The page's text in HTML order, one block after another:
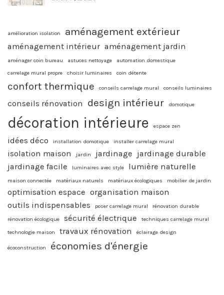
amélioration isolation aménagement extérieur
aménagement intérieur aménagement jardin
aménager coin bureau astuces nettoyage
automation domestique
carrelage mural propre
choisir luminaires coin détente
confort thermique conseils carrelage mural conseils luminaires
conseils rénovation design intérieur domotique
décoration intérieure espace zen
idées déco installation domotique installer carrelage mural
isolation maison jardin jardinage jardinage durable
jardinage facile
luminaires avec style lumière naturelle
maison connectée matériaux naturels matériaux écologiques mobilier de jardin
optimisation espace organisation maison
outils indispensables
poser carrelage mural
rénovation durable
rénovation écologique
sécurité électrique
techniques carrelage mural
technologie maison
travaux rénovation éclairage design
écoconstruction économies d'énergie